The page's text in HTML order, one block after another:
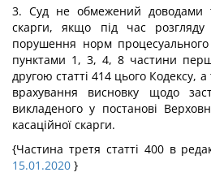
3. Суд не обмежений доводами
скарги, якщо під час
порушення норм
пунктами 1, 3, 4, 8 частини
другою статті 414 цього Кодексу, а
врахування висновку щодо
викладеного у постанові
касаційної скарги.
{Частина третя статті 400 в
15.01.2020 }